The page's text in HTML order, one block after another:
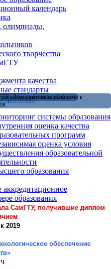
календарь
олимпиады,
творчества
качества
стандарты
филиала
системы образования
оценка качества
программ
оценка условия
образовательной
образования
образования
— теперь и в очной форме
«Лето с научным уклоном» в
СамГТУ, получившие диплом
2019
обеспечение